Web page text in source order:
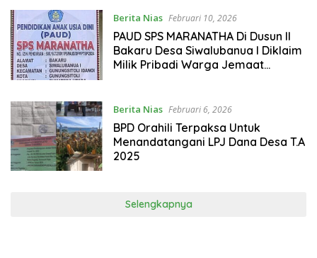
Berita Nias Februari 10, 2026
PAUD SPS MARANATHA Di Dusun II
Bakaru Desa Siwalubanua I Diklaim
Milik Pribadi Warga Jemaat
Berita Nias Februari 6, 2026
BPD Orahili Terpaksa Untuk
Menandatangani LPJ Dana Desa T.A
2025
Selengkapnya